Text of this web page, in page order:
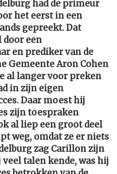
had de primeur
het eerst in een
gepreekt. Dat
door een
en prediker van de
Gemeente Aron Cohen
al langer voor preken
in zijn eigen
Daar moest hij
zijn toespraken
al liep een groot deel
weg, omdat ze er niets
zag Carillon zijn
talen kende, was hij